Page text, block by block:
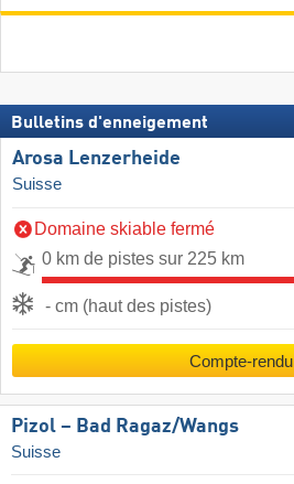
Bulletins d'enneigement
Arosa Lenzerheide
Suisse
Domaine skiable fermé
0 km de pistes sur 225 km
- cm (haut des pistes)
Compte-rendu
Pizol – Bad Ragaz/​Wangs
Suisse